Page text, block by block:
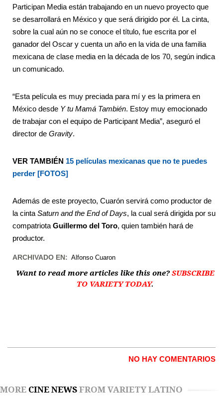
Participan Media están trabajando en un nuevo proyecto que
se desarrollará en México y que será dirigido por él. La cinta,
sobre la cual aún no se conoce el título, fue escrita por el
ganador del Oscar y cuenta un año en la vida de una familia
mexicana de clase media en la década de los 70, según indica
un comunicado.
“Esta película es muy preciada para mí y es la primera en
México desde Y tu Mamá También. Estoy muy emocionado
de trabajar con el equipo de Participant Media”, aseguró el
director de Gravity.
VER TAMBIÉN 15 películas mexicanas que no te puedes
perder [FOTOS]
Además de este proyecto, Cuarón servirá como productor de
la cinta Saturn and the End of Days, la cual será dirigida por su
compatriota Guillermo del Toro, quien también hará de
productor.
ARCHIVADO EN: Alfonso Cuaron
Want to read more articles like this one?SUBSCRIBE
TO VARIETY TODAY.
NO HAY COMENTARIOS
MORE CINE NEWS FROM VARIETY LATINO